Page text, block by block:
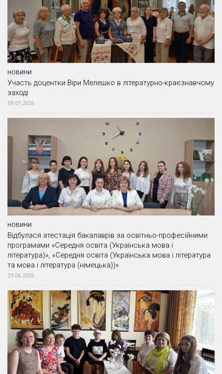
НОВИНИ
Участь доцентки Віри Мелешко в літературно-краєзнавчому
заході
09.07.2026
НОВИНИ
Відбулася атестація бакалаврів за освітньо-професійними
програмами «Середня освіта (Українська мова і
література)», «Середня освіта (Українська мова і література
та мова і література (німецька))»
29.06.2026